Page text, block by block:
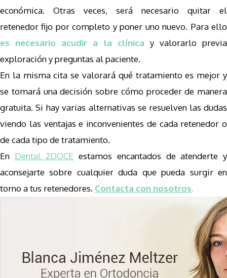
económica. Otras veces, será necesario quitar el
retenedor fijo por completo y poner uno nuevo. Para ello
es necesario acudir a la clínica y valorarlo previa
exploración y preguntas al paciente.
En la misma cita se valorará qué tratamiento es mejor y
se tomará una decisión sobre cómo proceder de manera
gratuita. Si hay varias alternativas se resuelven las dudas
viendo las ventajas e inconvenientes de cada retenedor o
de cada tipo de tratamiento.
En Dental 2DOCE estamos encantados de atenderte y
aconsejarte sobre cualquier duda que pueda surgir en
torno a tus retenedores. Contacta con nosotros.